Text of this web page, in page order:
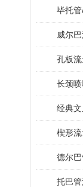
毕托
威尔
孔板
长颈
经典
楔形
德尔
托巴